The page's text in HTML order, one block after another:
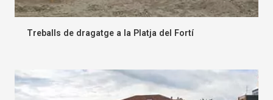
Treballs de dragatge a la Platja del Fortí